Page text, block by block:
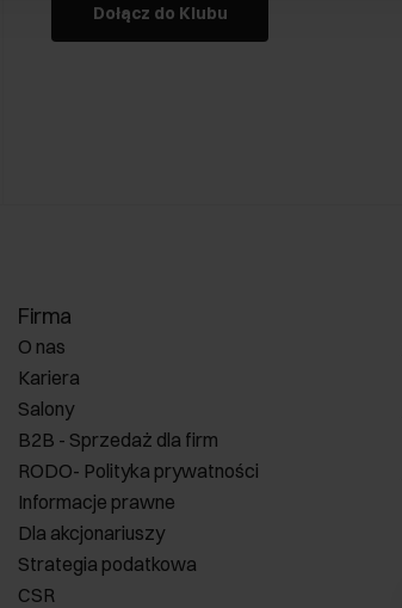
Dołącz do Klubu
Firma
O nas
Kariera
Salony
B2B - Sprzedaż dla firm
RODO- Polityka prywatności
Informacje prawne
Dla akcjonariuszy
Strategia podatkowa
CSR